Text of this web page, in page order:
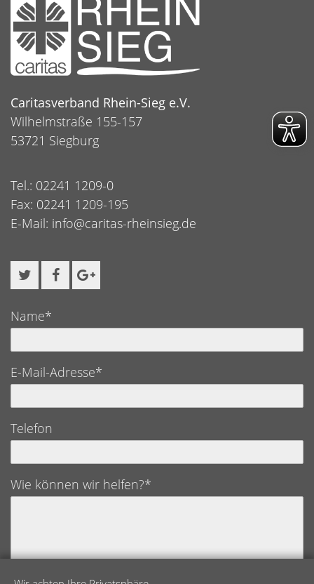
Caritasverband Rhein-Sieg e.V.
Wilhelmstraße 155-157
53721 Siegburg
Tel.: 02241 1209-0
Fax: 02241 1209-195
E-Mail: info@caritas-rheinsieg.de
Name*
E-Mail-Adresse*
Telefon
Wie können wir helfen?*